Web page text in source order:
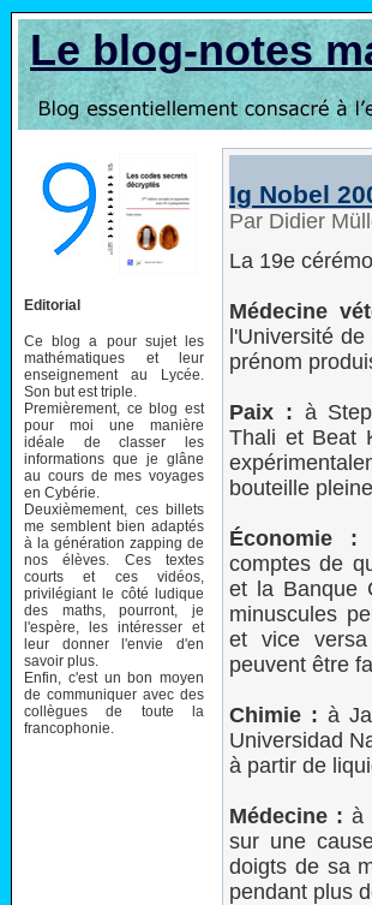
Le blog-notes
Editorial
Ce blog a pour sujet les
mathématiques et leur
enseignement au Lycée.
Son but est triple.
Premièrement, ce blog est
pour moi une manière
idéale de classer les
informations que je glâne
au cours de mes voyages
en Cybérie.
Deuxièmement, ces billets
me semblent bien adaptés
à la génération zapping de
nos élèves. Ces textes
courts et ces vidéos,
privilégiant le côté ludique
des maths, pourront, je
l'espère, les intéresser et
leur donner l'envie d'en
savoir plus.
Enfin, c'est un bon moyen
de communiquer avec des
collègues de toute la
francophonie.
Ig Nobel
Par Didier
La 19e
Médecine
l'Université
prénom
Paix : à
Thali et Beat
bouteille
Économie :
comptes de
et la Banque
minuscules
et vice
peuvent être
Chimie : à
Universidad
à partir de
Médecine : à
sur une
doigts de sa
pendant plus